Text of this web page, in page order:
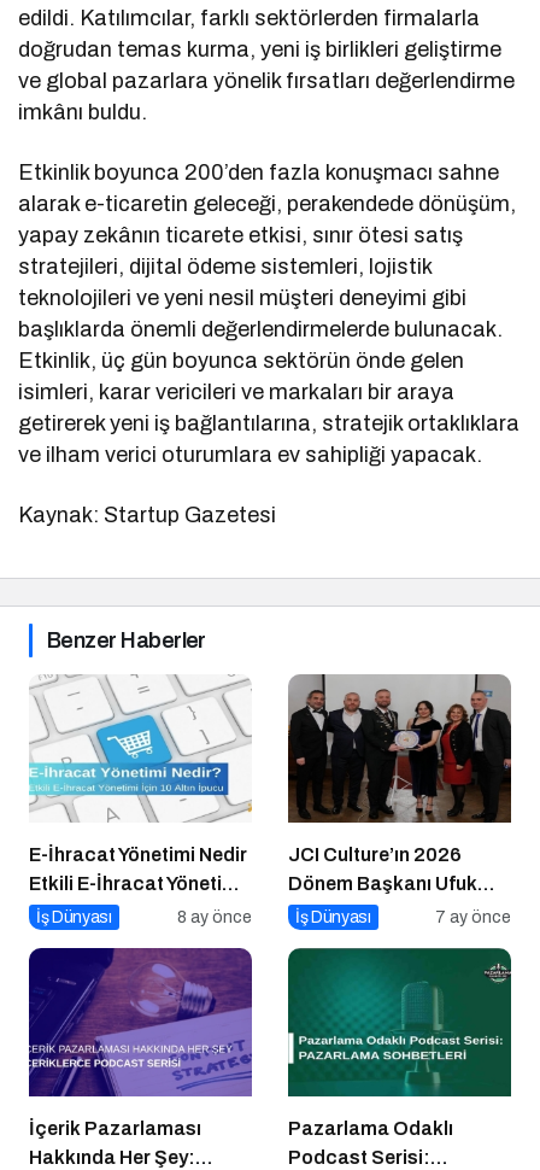
edildi. Katılımcılar, farklı sektörlerden firmalarla
doğrudan temas kurma, yeni iş birlikleri geliştirme
ve global pazarlara yönelik fırsatları değerlendirme
imkânı buldu.
Etkinlik boyunca 200’den fazla konuşmacı sahne
alarak e-ticaretin geleceği, perakendede dönüşüm,
yapay zekânın ticarete etkisi, sınır ötesi satış
stratejileri, dijital ödeme sistemleri, lojistik
teknolojileri ve yeni nesil müşteri deneyimi gibi
başlıklarda önemli değerlendirmelerde bulunacak.
Etkinlik, üç gün boyunca sektörün önde gelen
isimleri, karar vericileri ve markaları bir araya
getirerek yeni iş bağlantılarına, stratejik ortaklıklara
ve ilham verici oturumlara ev sahipliği yapacak.
Kaynak: Startup Gazetesi
Benzer Haberler
E-İhracat Yönetimi Nedir
Etkili E-İhracat Yönetimi
için 10 Altın İpucu
İş Dünyası 8 ay önce
JCI Culture’ın 2026
Dönem Başkanı Ufuk
Can Ay Oldu
İş Dünyası 7 ay önce
İçerik Pazarlaması
Hakkında Her Şey:
Pazarlama Odaklı
Podcast Serisi: